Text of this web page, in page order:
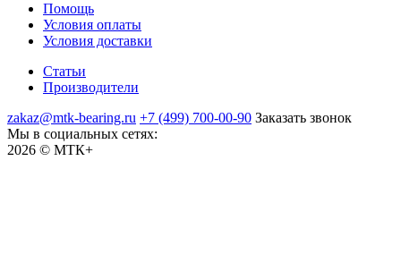
Помощь
Условия оплаты
Условия доставки
Статьи
Производители
zakaz@mtk-bearing.ru +7 (499) 700-00-90 Заказать звонок
Мы в социальных сетях:
2026 © МТК+